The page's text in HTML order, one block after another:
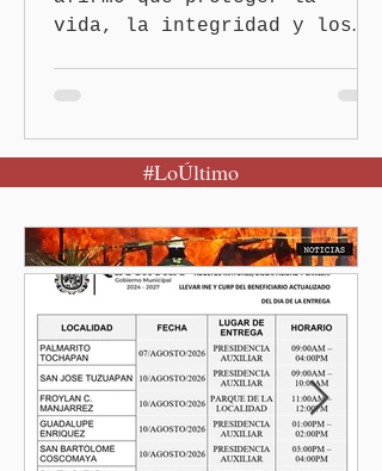
vida, la integridad y los
Puebla, Pue.-Cuando una
mujer encuentra un lugar
también recupera la
esperanza de vivir sin
miedo. Con esa visión, el
gobernador Alejandro
Armenta Mier inauguró el
Centro LIBRE (Libertad,
Igualdad, Bienestar, Redes,
Emancipación) número 62 y
la Casa Carmen Serdán
#LoÚltimo